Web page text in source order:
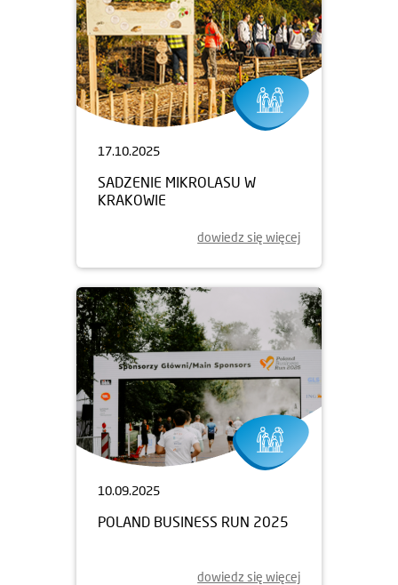
17.10.2025
SADZENIE MIKROLASU W
KRAKOWIE
dowiedz się więcej
10.09.2025
POLAND BUSINESS RUN 2025
dowiedz się więcej